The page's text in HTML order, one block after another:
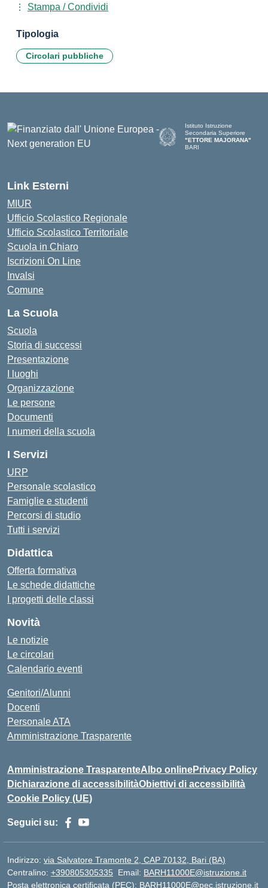
Stampa / Condividi
Tipologia
Circolari pubbliche
Istituto Istruzione
Secondaria Superiore
"ETTORE MAJORANA"
BARI
Link Esterni
MIUR
Ufficio Scolastico Regionale
Ufficio Scolastico Territoriale
Scuola in Chiaro
Iscrizioni On Line
Invalsi
Comune
La Scuola
Scuola
Storia di successi
Presentazione
I luoghi
Organizzazione
Le persone
Documenti
I numeri della scuola
I Servizi
URP
Personale scolastico
Famiglie e studenti
Percorsi di studio
Tutti i servizi
Didattica
Offerta formativa
Le schede didattiche
I progetti delle classi
Novità
Le notizie
Le circolari
Calendario eventi
Genitori/Alunni
Docenti
Personale ATA
Amministrazione Trasparente
Amministrazione TrasparenteAlbo onlinePrivacy Policy
Dichiarazione di accessibilitàObiettivi di accessibilità
Cookie Policy (UE)
Seguici su:
Indirizzo: via Salvatore Tramonte 2, CAP 70132, Bari (BA)
Centralino: +390805305335 Email: BARH11000E@istruzione.it
Posta elettronica certificata (PEC): BARH11000E@pec.istruzione.it